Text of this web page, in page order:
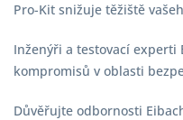
Pro-Kit snižuje těžiště
Inženýři a testovací experti
kompromisů v oblasti
Důvěřujte odbornosti